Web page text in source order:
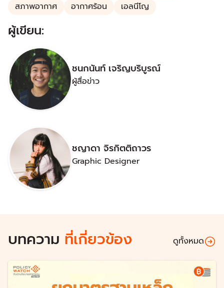
สภาพอากาศ
อากาศร้อน เอลนีโญ
ผู้เขียน:
ชนกนันท์ เจริญบริบูรณ์
ผู้สื่อข่าว
ชญาดา จิรกิตติถาวร
Graphic Designer
บทความ ที่เกี่ยวข้อง ดูทั้งหมด